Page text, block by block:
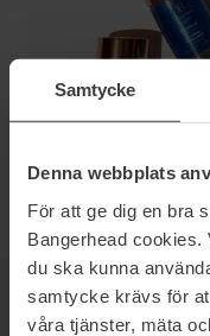
Samtycke
Denna webbplats
För att ge dig en bra
Bangerhead
du ska kunna
samtycke krävs för
våra tjänster, mäta
2025-03-17
NEWSLETTER